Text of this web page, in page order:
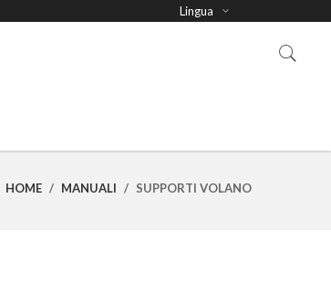
Lingua
HOME / MANUALI / SUPPORTI VOLANO